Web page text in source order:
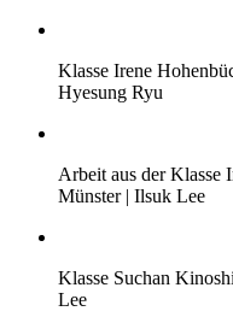
Klasse Irene
Hyesung Ryu
Arbeit aus der Klasse
Münster | Ilsuk Lee
Klasse Suchan
Lee